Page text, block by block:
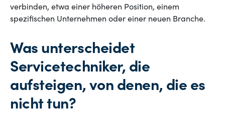
verbinden, etwa einer höheren Position, einem
spezifischen Unternehmen oder einer neuen Branche.
Was unterscheidet
Servicetechniker, die
aufsteigen, von denen, die es
nicht tun?